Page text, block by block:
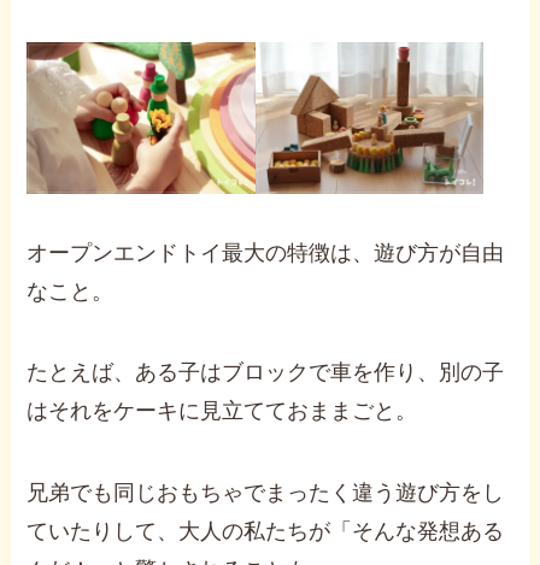
オープンエンドトイ最大の特徴は、遊び方が自由
なこと。
たとえば、ある子はブロックで車を作り、別の子
はそれをケーキに見立てておままごと。
兄弟でも同じおもちゃでまったく違う遊び方をし
ていたりして、大人の私たちが「そんな発想ある